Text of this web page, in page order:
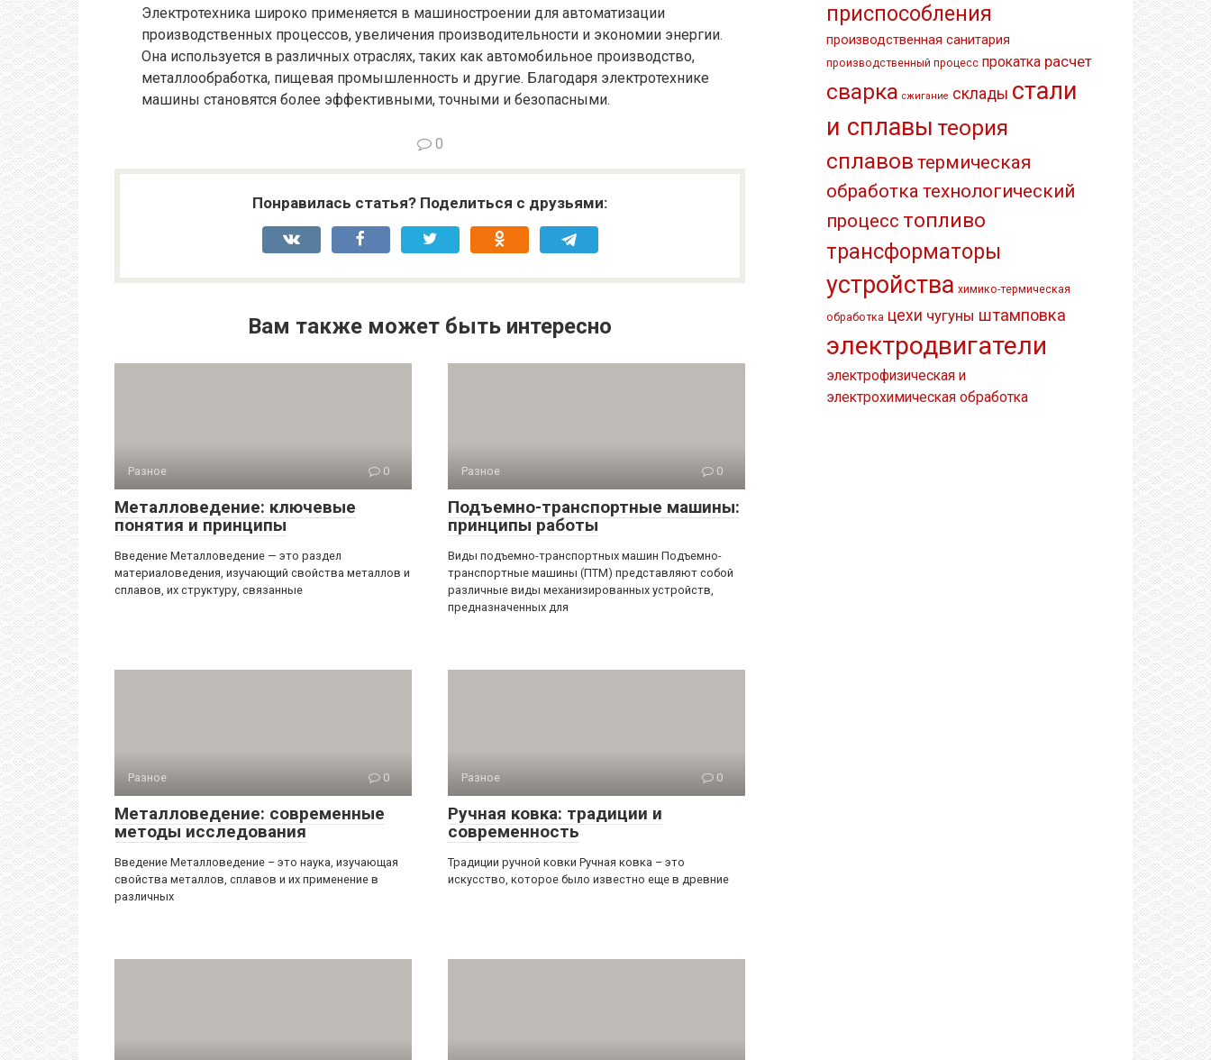
Электротехника широко применяется в машиностроении для автоматизации
производственных процессов, увеличения производительности и экономии энергии.
Она используется в различных отраслях, таких как автомобильное производство,
металлообработка, пищевая промышленность и другие. Благодаря электротехнике
машины становятся более эффективными, точными и безопасными.
0
Понравилась статья? Поделиться с друзьями:
Вам также может быть интересно
Разное 0
Металловедение: ключевые
понятия и принципы
Введение Металловедение — это раздел
материаловедения, изучающий свойства металлов и
сплавов, их структуру, связанные
Разное 0
Подъемно-транспортные машины:
принципы работы
Виды подъемно-транспортных машин Подъемно-
транспортные машины (ПТМ) представляют собой
различные виды механизированных устройств,
предназначенных для
Разное 0
Металловедение: современные
методы исследования
Введение Металловедение – это наука, изучающая
свойства металлов, сплавов и их применение в
различных
Разное 0
Ручная ковка: традиции и
современность
Традиции ручной ковки Ручная ковка – это
искусство, которое было известно еще в древние
приспособления
производственная санитария
производственный процесс прокатка расчет
сварка сжигание склады стали
и сплавы теория
сплавов термическая
обработка технологический
процесс топливо
трансформаторы
устройства химико-термическая
обработка цехи чугуны штамповка
электродвигатели
электрофизическая и
электрохимическая обработка